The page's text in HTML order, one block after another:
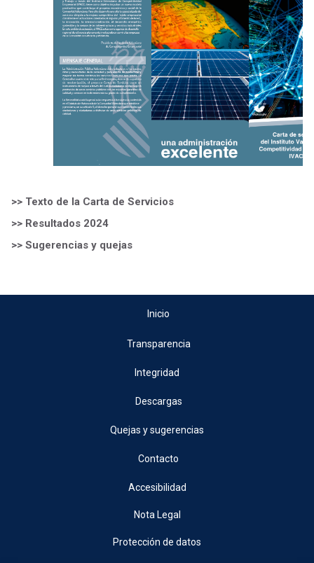
>> Texto de la Carta de Servicios
>> Resultados 2024
>> Sugerencias y quejas
Inicio
Transparencia
Integridad
Descargas
Quejas y sugerencias
Contacto
Accesibilidad
Nota Legal
Protección de datos